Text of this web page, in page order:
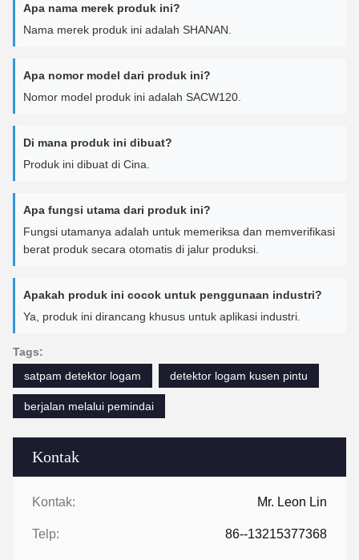
Kontak
Kontak: Mr. Leon Lin
Telp: 86--13215377368
Apa nama merek produk ini?
Nama merek produk ini adalah SHANAN.
Apa nomor model dari produk ini?
Nomor model produk ini adalah SACW120.
Di mana produk ini dibuat?
Produk ini dibuat di Cina.
Apa fungsi utama dari produk ini?
Fungsi utamanya adalah untuk memeriksa dan memverifikasi
berat produk secara otomatis di jalur produksi.
Apakah produk ini cocok untuk penggunaan industri?
Ya, produk ini dirancang khusus untuk aplikasi industri.
Tags:
satpam detektor logam
detektor logam kusen pintu
berjalan melalui pemindai